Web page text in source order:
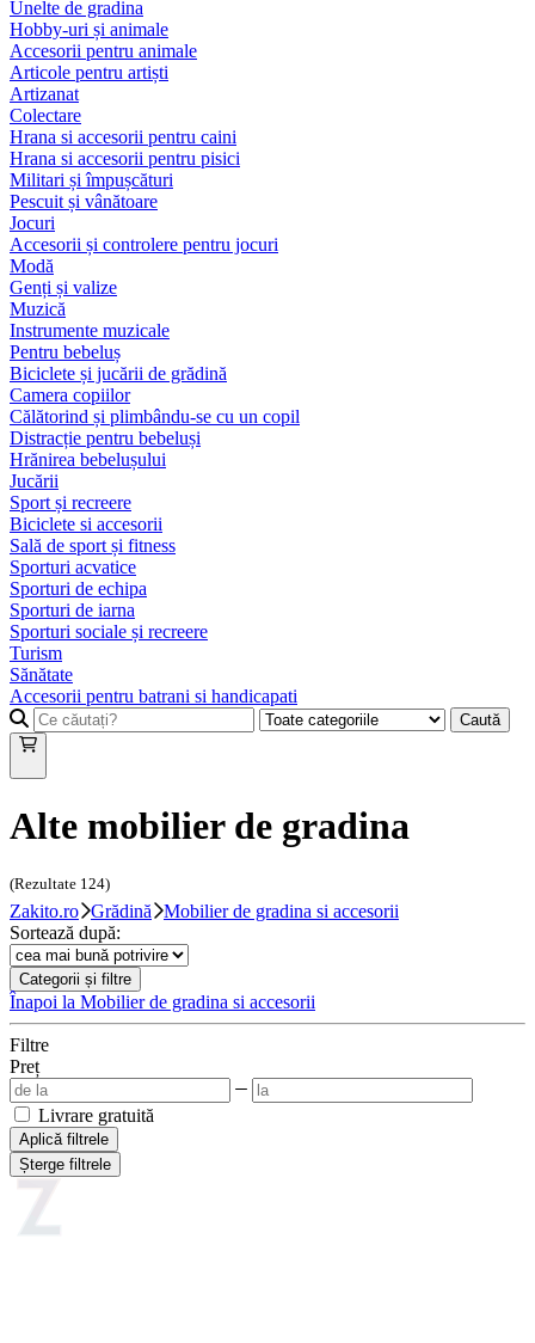
Unelte de gradina
Hobby-uri și animale
Accesorii pentru animale
Articole pentru artiști
Artizanat
Colectare
Hrana si accesorii pentru caini
Hrana si accesorii pentru pisici
Militari și împușcături
Pescuit și vânătoare
Jocuri
Accesorii și controlere pentru jocuri
Modă
Genți și valize
Muzică
Instrumente muzicale
Pentru bebeluș
Biciclete și jucării de grădină
Camera copiilor
Călătorind și plimbându-se cu un copil
Distracție pentru bebeluși
Hrănirea bebelușului
Jucării
Sport și recreere
Biciclete si accesorii
Sală de sport și fitness
Sporturi acvatice
Sporturi de echipa
Sporturi de iarna
Sporturi sociale și recreere
Turism
Sănătate
Accesorii pentru batrani si handicapati
Caută
Alte mobilier de gradina
(Rezultate 124)
Zakito.ro Grădină
Mobilier de gradina si accesorii
Sortează după:
Categorii și filtre
Înapoi la Mobilier de gradina si accesorii
Filtre
Preț
Livrare gratuită
Aplică filtrele
Șterge filtrele